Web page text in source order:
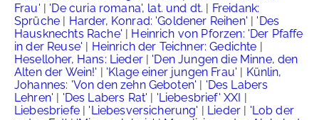
Frau' | 'De curia romana', lat. und dt. | Freidank:
Sprüche | Harder, Konrad: 'Goldener Reihen' | 'Des
Hausknechts Rache' | Heinrich von Pforzen: 'Der Pfaffe
in der Reuse' | Heinrich der Teichner: Gedichte |
Heselloher, Hans: Lieder| 'Den Jungen die Minne, den
Alten der Wein!' | 'Klage einer jungen Frau' | Künlin,
Johannes: 'Von den zehn Geboten' | 'Des Labers
Lehren' | 'Des Labers Rat' | 'Liebesbrief' XXI |
Liebesbriefe| 'Liebesversicherung' | Lieder | 'Lob der